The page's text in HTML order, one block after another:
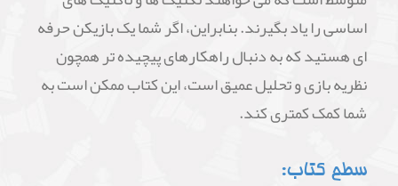
اساسی را یاد بگیرند. بنابراین، اگر شما یک بازیکن حرفه
ای هستید که به دنبال راهکارهای پیچیده تر همچون
نظریه بازی و تحلیل عمیق است، این کتاب ممکن است به
شما کمک کمتری کند.
سطح کتاب: